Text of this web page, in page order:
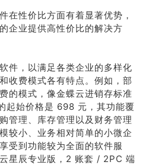
在性价比方面有着显著优势，
企业提供高性价比的解决方
件，以满足各类企业的多样化
收费模式各有特点。例如，部
的模式，像金蝶云进销存标准
起始价格是 698 元，其功能覆
管理、库存管理以及财务管理
较小、业务相对简单的小微企
受到功能较为全面的软件服
星辰专业版，2 账套 / 2PC 端